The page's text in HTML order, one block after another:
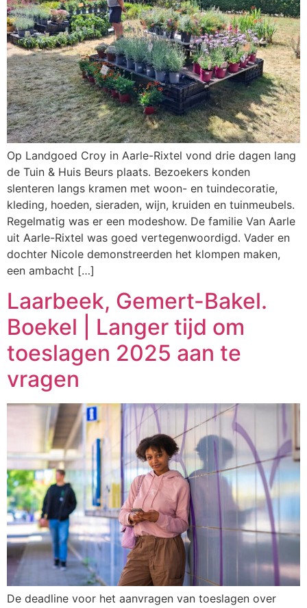
Op Landgoed Croy in Aarle-Rixtel vond drie dagen lang
de Tuin & Huis Beurs plaats. Bezoekers konden
slenteren langs kramen met woon- en tuindecoratie,
kleding, hoeden, sieraden, wijn, kruiden en tuinmeubels.
Regelmatig was er een modeshow. De familie Van Aarle
uit Aarle-Rixtel was goed vertegenwoordigd. Vader en
dochter Nicole demonstreerden het klompen maken,
een ambacht […]
Laarbeek, Gemert-Bakel.
Boekel | Langer tijd om
toeslagen 2025 aan te
vragen
De deadline voor het aanvragen van toeslagen over